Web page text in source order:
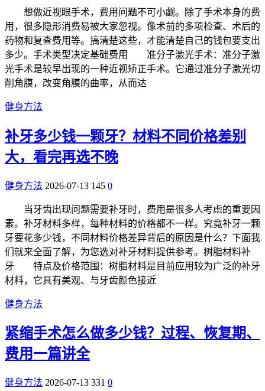
想做近视眼手术，费用问题不可小觑。除了手术本身的费
用，很多隐形消费易被大家忽视。像术前的多项检查、术后的
药物和复查费用等。搞清楚这些，才能清楚自己的钱包要支出
多少。手术类型决定基础费用 准分子激光手术：准分子激
光手术是较早出现的一种近视矫正手术。它通过准分子激光切
削角膜，改变角膜的曲率，从而达
健身方法
补牙多少钱一颗牙？材料不同价格差别
大，看完再选不晚
健身方法 2026-07-13 145 0
当牙齿出现问题需要补牙时，费用是很多人考虑的重要因
素。补牙材料多样，每种材料的价格都不一样。究竟补牙一颗
牙要花多少钱，不同材料价格差异背后的原因是什么？下面我
们就来全面了解，为您选对补牙材料提供参考。树脂材料补
牙 特点及价格范围：树脂材料是目前应用较为广泛的补牙
材料，它具有美观、与牙齿颜色接近
健身方法
紧缩手术怎么做多少钱？过程、恢复期、
费用一篇讲全
健身方法 2026-07-13 331 0